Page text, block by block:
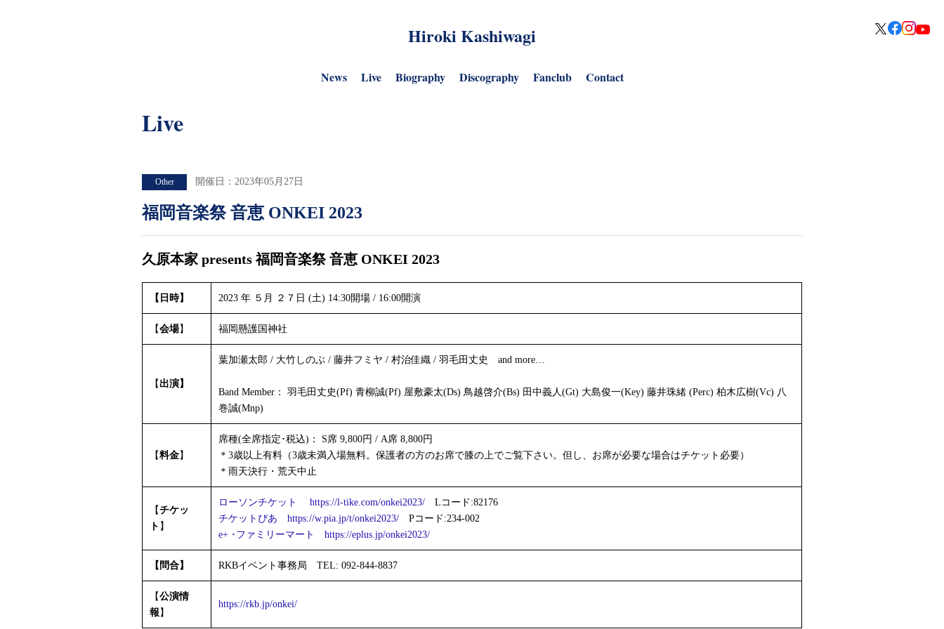
Hiroki Kashiwagi
News Live Biography Discography Fanclub Contact
Live
Other 開催日：2023年05月27日
福岡音楽祭 音恵 ONKEI 2023
久原本家 presents 福岡音楽祭 音恵 ONKEI 2023
【日時】 2023 年 ５月 ２７日 (土) 14:30開場 / 16:00開演
【会場】 福岡懸護国神社
【 出演】
葉加瀬太郎 / 大竹しのぶ / 藤井フミヤ / 村治佳織 / 羽毛田丈史 and more…
Band Member： 羽毛田丈史(Pf) 青柳誠(Pf) 屋敷豪太(Ds) 鳥越啓介(Bs) 田中義人(Gt) 大島俊一(Key) 藤井珠緒 (Perc) 柏木広樹(Vc) 八
巻誠(Mnp)
【料金】
席種(全席指定･税込)： S席 9,800円 / A席 8,800円
＊3歳以上有料（3歳未満入場無料。保護者の方のお席で膝の上でご覧下さい。但し、お席が必要な場合はチケット必要）
＊雨天決行・荒天中止
【チケッ
ト 】
ローソンチケット https://l-tike.com/onkei2023/ Lコード:82176
チケットぴあ
https://w.pia.jp/t/onkei2023/ Pコード:234-002
e+ ･ファミリーマート
https://eplus.jp/onkei2023/
【問合】 RKBイベント事務局 TEL: 092-844-8837
【公演情
報 】
https://rkb.jp/onkei/